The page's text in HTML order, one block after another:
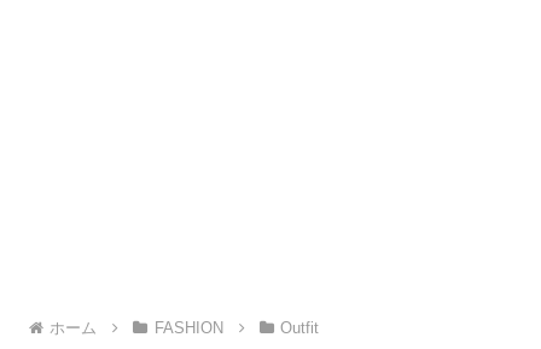
ホーム FASHION Outfit